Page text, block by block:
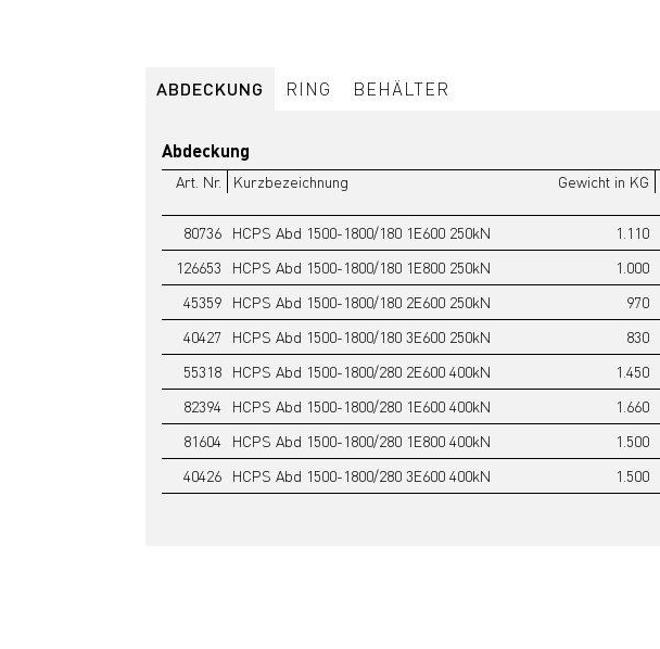
ABDECKUNG RING BEHÄLTER
Abdeckung
Art. Nr. Kurzbezeichnung Gewicht in KG
80736 HCPS Abd 1500-1800/180 1E600 250kN 1.110
126653
HCPS Abd 1500-1800/180 1E800 250kN 1.000
45359
HCPS Abd 1500-1800/180 2E600 250kN 970
40427
HCPS Abd 1500-1800/180 3E600 250kN 830
55318
HCPS Abd 1500-1800/280 2E600 400kN 1.450
82394
HCPS Abd 1500-1800/280 1E600 400kN 1.660
81604
HCPS Abd 1500-1800/280 1E800 400kN 1.500
40426
HCPS Abd 1500-1800/280 3E600 400kN 1.500